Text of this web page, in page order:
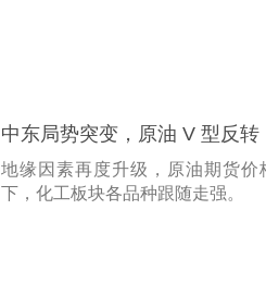
中东局势突变，原油 V 型反
地缘因素再度升级，原油期货
下，化工板块各品种跟随走强。